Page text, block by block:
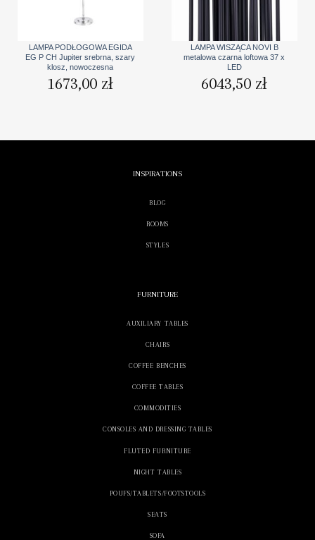
LAMPA PODŁOGOWA EGIDA
EG P CH Jupiter srebrna, szary
klosz, nowoczesna
1673,00 zł
LAMPA WISZĄCA NOVI B
metalowa czarna loftowa 37 x
LED
6043,50 zł
INSPIRATIONS
BLOG
ROOMS
STYLES
FURNITURE
AUXILIARY TABLES
CHAIRS
COFFEE BENCHES
COFFEE TABLES
COMMODITIES
CONSOLES AND DRESSING TABLES
FLUTED FURNITURE
NIGHT TABLES
POUFS/TABLETS/FOOTSTOOLS
SEATS
SOFA